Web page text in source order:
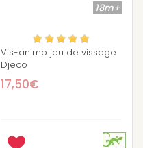
18m+
Vis-animo jeu de vissage
Djeco
17,50€